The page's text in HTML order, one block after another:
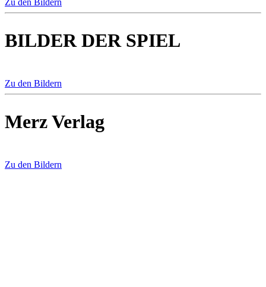
Zu den Bildern
BILDER DER SPIEL
Zu den Bildern
Merz Verlag
Zu den Bildern